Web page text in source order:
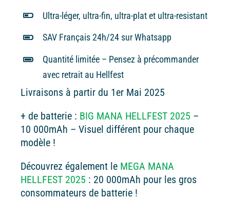
Ultra-léger, ultra-fin, ultra-plat et ultra-resistant
SAV Français 24h/24 sur Whatsapp
Quantité limitée – Pensez à précommander
avec retrait au Hellfest
Livraisons à partir du 1er Mai 2025
+ de batterie : BIG MANA HELLFEST 2025 –
10 000mAh – Visuel différent pour chaque
modèle !
Découvrez également le MEGA MANA
HELLFEST 2025 : 20 000mAh pour les gros
consommateurs de batterie !